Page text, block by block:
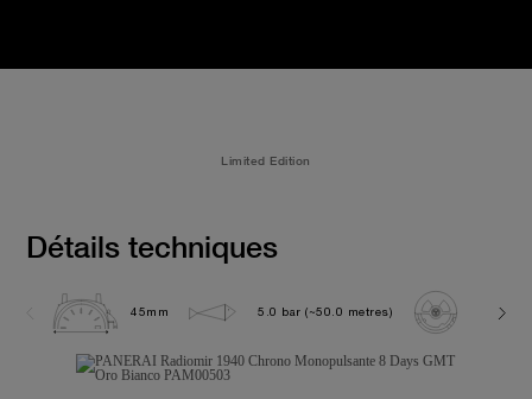
Limited Edition
Détails techniques
45mm 5.0 bar (~50.0 metres) P2004/